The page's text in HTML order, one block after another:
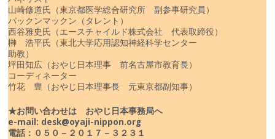
山崎修道氏（東京都医学総合研究所 副参事研究員）
パックンマックン（タレント）
西谷雅史氏（エースチャイルド株式会社 代表取締役）
榊 浩平氏（東北大学応用認知神経科学センター
助教）
坪田知広（おやじ日本理事 前名古屋市教育長）
コーディネーター
竹花 豊（おやじ日本理事長 元東京都副知事）
★お問い合わせは おやじ日本事務局へ
e-mail: desk@oyaji-nippon.org
電話：０５０－２０１７－３２３１